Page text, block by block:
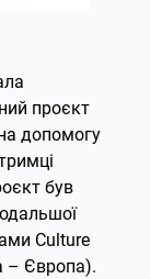
проєкт
допомогу
був
Culture
– Європа).